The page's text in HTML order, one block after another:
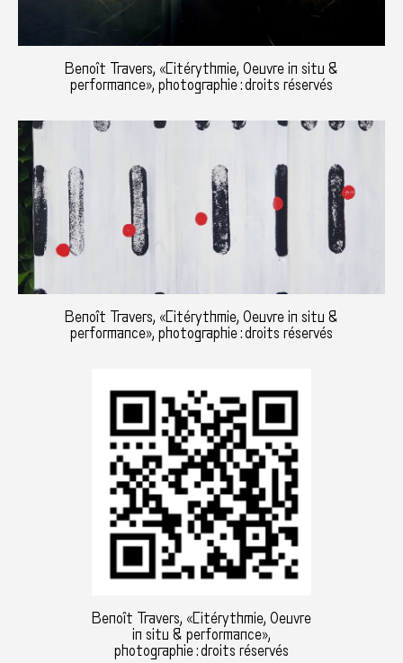
Benoît Travers, «Citérythmie, Oeuvre in situ &
performance», photographie : droits réservés
Benoît Travers, «Citérythmie, Oeuvre in situ &
performance», photographie : droits réservés
Benoît Travers, «Citérythmie, Oeuvre
in situ & performance»,
photographie : droits réservés